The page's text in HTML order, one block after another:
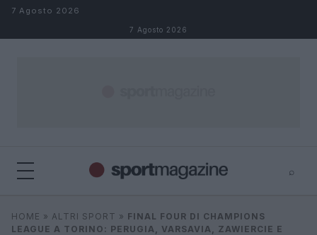
Salta al contenuto
7 Agosto 2026
7 Agosto 2026
⌕
Cerca
HOME » ALTRI SPORT » FINAL FOUR DI CHAMPIONS
LEAGUE A TORINO: PERUGIA, VARSAVIA, ZAWIERCIE E